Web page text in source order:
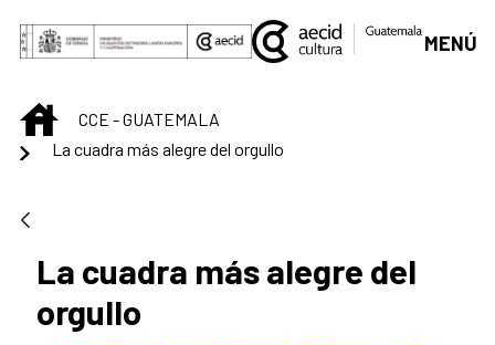
Saltar al contenido principal
MENÚ
INICIOCCE - GUATEMALA
La cuadra más alegre del orgullo
La cuadra más alegre del
orgullo